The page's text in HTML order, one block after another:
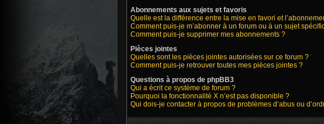
Abonnements aux sujets et favoris
Quelle est la différence entre la mise en favori et
Comment puis-je m’abonner à un forum ou à un sujet
Comment puis-je supprimer mes abonnements ?
Pièces jointes
Quelles sont les pièces jointes autorisées sur ce forum ?
Comment puis-je retrouver toutes mes pièces jointes ?
Questions à propos de phpBB3
Qui a écrit ce système de forum ?
Pourquoi la fonctionnalité X n’est pas disponible ?
Qui dois-je contacter à propos de problèmes d’abus ou